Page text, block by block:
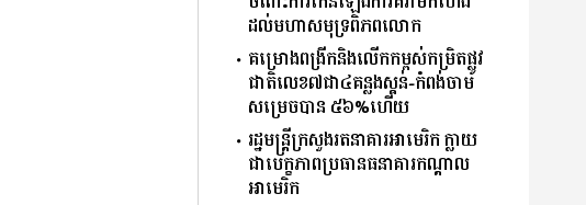
ដល់មហាសមុទ្រពិភពលោក
គម្រោងពង្រីកនិងលើកកម្ពស់កម្រិតផ្លូវ
ជាតិលេខ៧ជា៤គន្លងស្គន់-កំពង់ចាម
សម្រេចបាន ៥៦%ហើយ
រដ្ឋមន្ត្រីក្រសួងរតនាគារអាមេរិក ក្លាយ
ជាបេក្ខភាពប្រធានធនាគារកណ្ដាល
អាមេរិក